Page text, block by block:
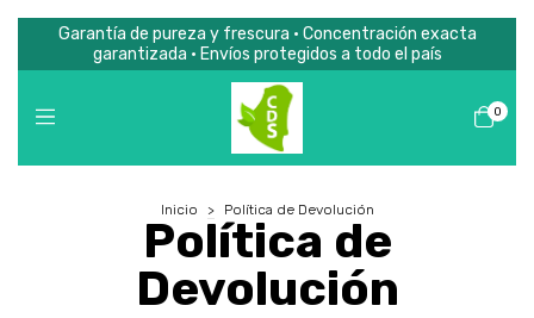
Garantía de pureza y frescura • Concentración exacta
garantizada • Envíos protegidos a todo el país
0
Inicio > Política de Devolución
Política de
Devolución